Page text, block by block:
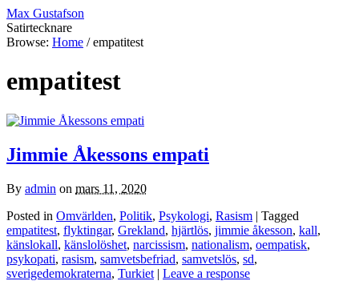
Max Gustafson
Satirtecknare
Browse: Home / empatitest
empatitest
Jimmie Åkessons empati
By admin on mars 11, 2020
Posted in Omvärlden, Politik, Psykologi, Rasism | Tagged
empatitest, flyktingar, Grekland, hjärtlös, jimmie åkesson, kall,
känslokall, känslolöshet, narcissism, nationalism, oempatisk,
psykopati, rasism, samvetsbefriad, samvetslös, sd,
sverigedemokraterna, Turkiet | Leave a response